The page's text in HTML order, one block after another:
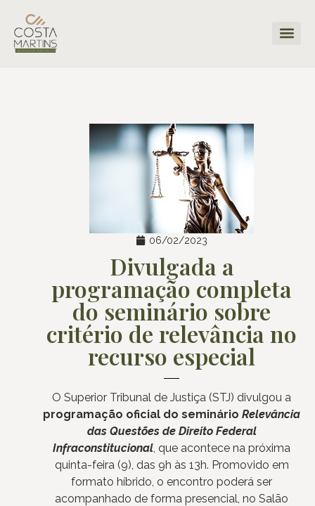
06/02/2023
Divulgada a
programação completa
do seminário sobre
critério de relevância no
recurso especial
O Superior Tribunal de Justiça (STJ) divulgou a
programação oficial do seminário Relevância
das Questões de Direito Federal
Infraconstitucional, que acontece na próxima
quinta-feira (9), das 9h às 13h. Promovido em
formato híbrido, o encontro poderá ser
acompanhado de forma presencial, no Salão